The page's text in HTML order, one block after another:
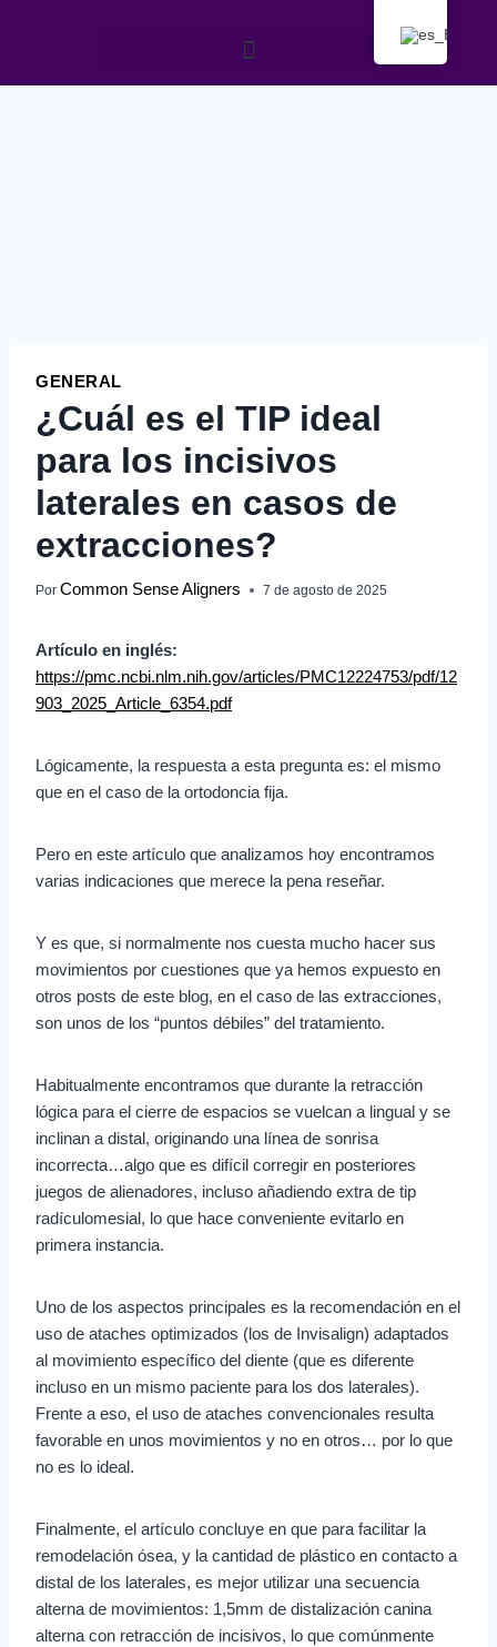
GENERAL
¿Cuál es el TIP ideal
para los incisivos
laterales en casos de
extracciones?
Por Common Sense Aligners 7 de agosto de 2025
Artículo en inglés:
https://pmc.ncbi.nlm.nih.gov/articles/PMC12224753/pdf/12
903_2025_Article_6354.pdf
Lógicamente, la respuesta a esta pregunta es: el mismo
que en el caso de la ortodoncia fija.
Pero en este artículo que analizamos hoy encontramos
varias indicaciones que merece la pena reseñar.
Y es que, si normalmente nos cuesta mucho hacer sus
movimientos por cuestiones que ya hemos expuesto en
otros posts de este blog, en el caso de las extracciones,
son unos de los “puntos débiles” del tratamiento.
Habitualmente encontramos que durante la retracción
lógica para el cierre de espacios se vuelcan a lingual y se
inclinan a distal, originando una línea de sonrisa
incorrecta…algo que es difícil corregir en posteriores
juegos de alienadores, incluso añadiendo extra de tip
radículomesial, lo que hace conveniente evitarlo en
primera instancia.
Uno de los aspectos principales es la recomendación en el
uso de ataches optimizados (los de Invisalign) adaptados
al movimiento específico del diente (que es diferente
incluso en un mismo paciente para los dos laterales).
Frente a eso, el uso de ataches convencionales resulta
favorable en unos movimientos y no en otros… por lo que
no es lo ideal.
Finalmente, el artículo concluye en que para facilitar la
remodelación ósea, y la cantidad de plástico en contacto a
distal de los laterales, es mejor utilizar una secuencia
alterna de movimientos: 1,5mm de distalización canina
alterna con retracción de incisivos, lo que comúnmente